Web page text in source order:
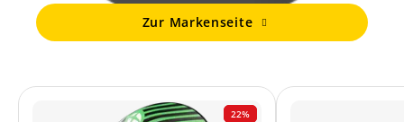
Zur Markenseite
22%